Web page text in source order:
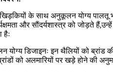
खिड़कियों के साथ अनुकूलन योग्य
और सौंदर्यशास्त्र को जोड़ते
हैः
योग्य डिजाइनः इन थैलियों को ब्रांड
को अलमारियों पर खड़े होने की